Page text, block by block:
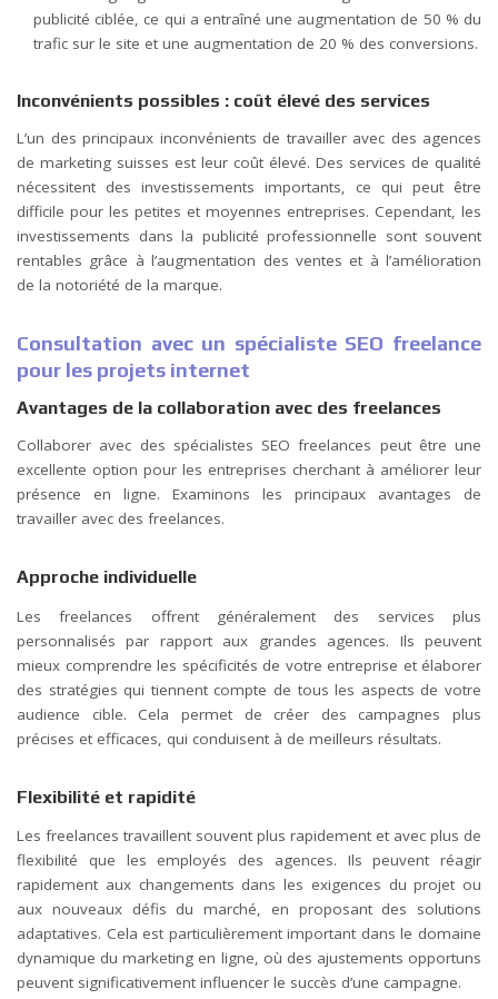
publicité ciblée, ce qui a entraîné une augmentation de 50 % du
trafic sur le site et une augmentation de 20 % des conversions.
Inconvénients possibles : coût élevé des services
L’un des principaux inconvénients de travailler avec des agences
de marketing suisses est leur coût élevé. Des services de qualité
nécessitent des investissements importants, ce qui peut être
difficile pour les petites et moyennes entreprises. Cependant, les
investissements dans la publicité professionnelle sont souvent
rentables grâce à l’augmentation des ventes et à l’amélioration
de la notoriété de la marque.
Consultation avec un spécialiste SEO freelance
pour les projets internet
Avantages de la collaboration avec des freelances
Collaborer avec des spécialistes SEO freelances peut être une
excellente option pour les entreprises cherchant à améliorer leur
présence en ligne. Examinons les principaux avantages de
travailler avec des freelances.
Approche individuelle
Les freelances offrent généralement des services plus
personnalisés par rapport aux grandes agences. Ils peuvent
mieux comprendre les spécificités de votre entreprise et élaborer
des stratégies qui tiennent compte de tous les aspects de votre
audience cible. Cela permet de créer des campagnes plus
précises et efficaces, qui conduisent à de meilleurs résultats.
Flexibilité et rapidité
Les freelances travaillent souvent plus rapidement et avec plus de
flexibilité que les employés des agences. Ils peuvent réagir
rapidement aux changements dans les exigences du projet ou
aux nouveaux défis du marché, en proposant des solutions
adaptatives. Cela est particulièrement important dans le domaine
dynamique du marketing en ligne, où des ajustements opportuns
peuvent significativement influencer le succès d’une campagne.